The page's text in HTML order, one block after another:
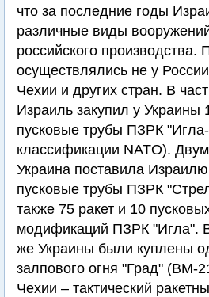
что за последние годы
различные виды вооружений
российского производства.
осуществлялись не у
Чехии и других стран. В
Израиль закупил у Украины
пусковые трубы ПЗРК
классификации NATO).
Украина поставила
пусковые трубы ПЗРК
также 75 ракет и 10
модификаций ПЗРК "Игла".
же Украины были куплены
залпового огня "Град" (BM-
Чехии – тактический